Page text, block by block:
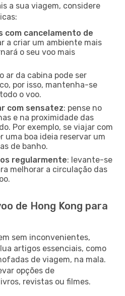
a sua viagem, considere
com cancelamento de
a criar um ambiente mais
o seu voo mais
ar da cabina pode ser
por isso, mantenha-se
o voo.
com sensatez: pense no
e na proximidade das
Por exemplo, se viajar com
uma boa ideia reservar um
de banho.
regularmente: levante-se
melhorar a circulação das
de Hong Kong para
sem inconvenientes,
artigos essenciais, como
de viagem, na mala.
opções de
revistas ou filmes.